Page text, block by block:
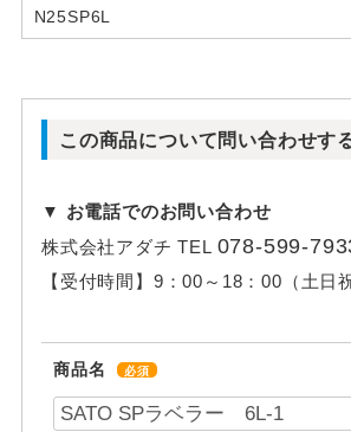
N25SP6L
この商品について問い合わせす
▼ お電話でのお問い合わせ
株式会社アダチTEL 078-599-
【受付時間】 9：00～18：00（土日
商品名 必須